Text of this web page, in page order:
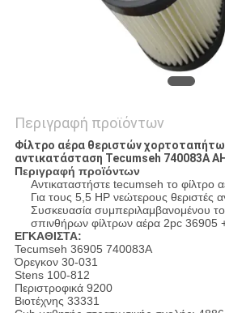
Περιγραφή προϊόντων
Φίλτρο αέρα θεριστών
αντικατάσταση Tecumseh 740083A
Περιγραφή προϊόντων
Αντικαταστήστε tecumseh το φίλτρο
Για τους 5,5 HP νεώτερους θεριστές
Συσκευασία συμπεριλαμβανομένου
σπινθήρων φίλτρων αέρα 2pc 36905
ΕΓΚΑΘΙΣΤΑ:
Tecumseh 36905 740083A
Όρεγκον 30-031
Stens 100-812
Περιστροφικά 9200
Βιοτέχνης 33331